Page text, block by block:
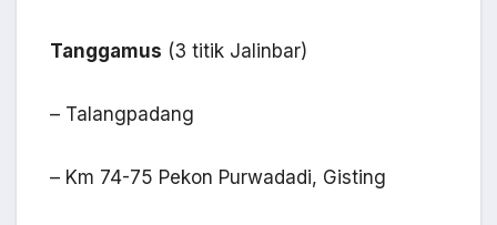
Tanggamus (3 titik Jalinbar)
– Talangpadang
– Km 74-75 Pekon Purwadadi, Gisting